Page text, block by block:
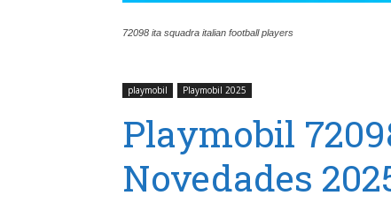
72098 ita squadra italian football players
playmobil Playmobil 2025
Playmobil
Novedades